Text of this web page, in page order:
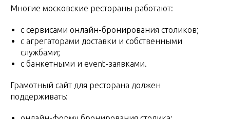
Многие московские рестораны работают:
с сервисами онлайн-бронирования столиков;
с агрегаторами доставки и собственными
службами;
с банкетными и event-заявками.
Грамотный сайт для ресторана должен
поддерживать: